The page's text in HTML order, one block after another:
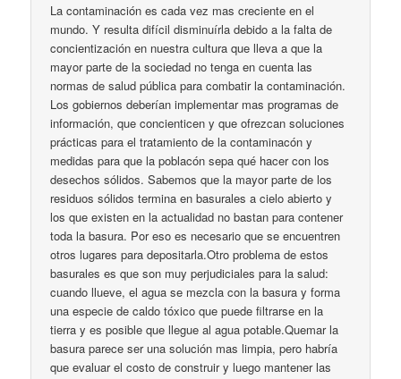
La contaminación es cada vez mas creciente en el
mundo. Y resulta difícil disminuírla debido a la falta de
concientización en nuestra cultura que lleva a que la
mayor parte de la sociedad no tenga en cuenta las
normas de salud pública para combatir la contaminación.
Los gobiernos deberían implementar mas programas de
información, que concienticen y que ofrezcan soluciones
prácticas para el tratamiento de la contaminacón y
medidas para que la poblacón sepa qué hacer con los
desechos sólidos. Sabemos que la mayor parte de los
residuos sólidos termina en basurales a cielo abierto y
los que existen en la actualidad no bastan para contener
toda la basura. Por eso es necesario que se encuentren
otros lugares para depositarla.Otro problema de estos
basurales es que son muy perjudiciales para la salud:
cuando llueve, el agua se mezcla con la basura y forma
una especie de caldo tóxico que puede filtrarse en la
tierra y es posible que llegue al agua potable.Quemar la
basura parece ser una solución mas limpia, pero habría
que evaluar el costo de construir y luego mantener las